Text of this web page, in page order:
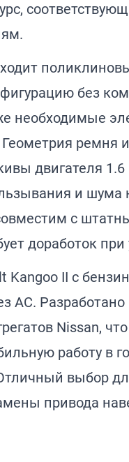
без
необходимые
ремня
двигателя 1.6
и шума
с
доработок при
Kangoo II с
AC. Разработано
Nissan,
работу в
выбор
привода